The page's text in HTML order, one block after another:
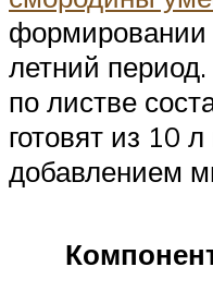
формировании
летний
по листве
готовят из 10
добавлением